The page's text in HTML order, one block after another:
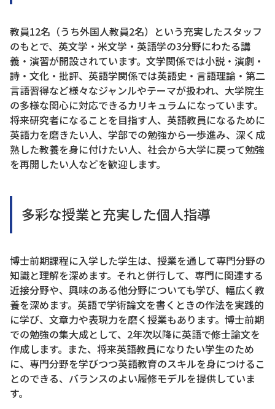
教員12名（うち外国人教員2名）という充実したスタッフ
のもとで、英文学・米文学・英語学の3分野にわたる講
義・演習が開設されています。文学関係では小説・演劇・
詩・文化・批評、英語学関係では英語史・言語理論・第二
言語習得など様々なジャンルやテーマが扱われ、大学院生
の多様な関心に対応できるカリキュラムになっています。
将来研究者になることを目指す人、英語教員になるために
英語力を磨きたい人、学部での勉強から一歩進み、深く成
熟した教養を身に付けたい人、社会から大学に戻って勉強
を再開したい人などを歓迎します。
多彩な授業と充実した個人指導
博士前期課程に入学した学生は、授業を通して専門分野の
知識と理解を深めます。それと併行して、専門に関連する
近接分野や、興味のある他分野についても学び、幅広く教
養を深めます。英語で学術論文を書くときの作法を実践的
に学び、文章力や表現力を磨く授業もあります。博士前期
での勉強の集大成として、2年次以降に英語で修士論文を
作成します。また、将来英語教員になりたい学生のため
に、専門分野を学びつつ英語教育のスキルを身につけるこ
とのできる、バランスのよい履修モデルを提供していま
す。